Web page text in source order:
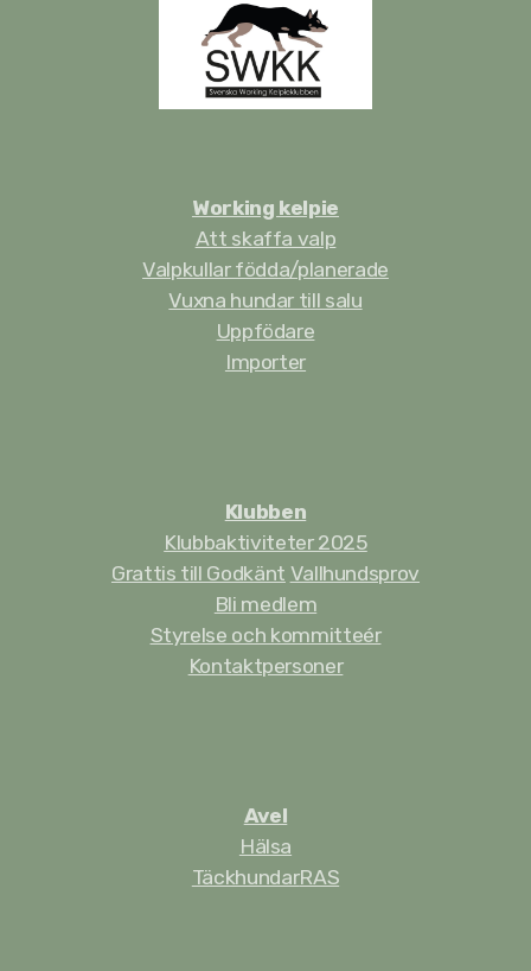
Working kelpie
Att skaffa valp
Valpkullar födda/planerade
Vuxna hundar till salu
Uppfödare
Importer
Klubben
Klubbaktiviteter 2025
Grattis till Godkänt Vallhundsprov
Bli medlem
Styrelse och kommitteér
Kontaktpersoner
Avel
Hälsa
TäckhundarRAS